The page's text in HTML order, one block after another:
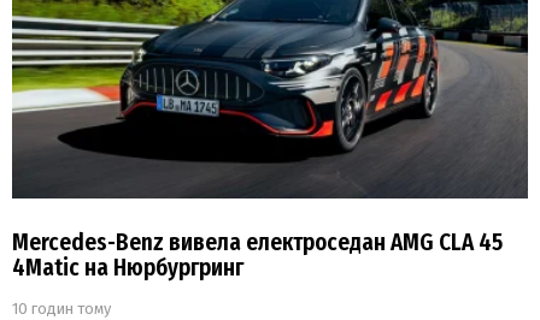
Mercedes-Benz вивела електроседан AMG CLA 45
4Matic на Нюрбургринг
10 годин тому